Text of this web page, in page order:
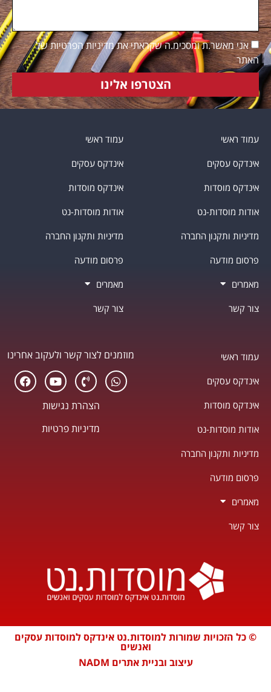
אני מאשר.ת ומסכימ.ה שקראתי את מדיניות הפרטיות של
האתר
הצטרפו אלינו
עמוד ראשי
אינדקס עסקים
אינדקס מוסדות
אודות מוסדות-נט
מדיניות ותקנון החברה
פרסום מודעה
מאמרים
צור קשר
עמוד ראשי
אינדקס עסקים
אינדקס מוסדות
אודות מוסדות-נט
מדיניות ותקנון החברה
פרסום מודעה
מאמרים
צור קשר
עמוד ראשי
אינדקס עסקים
אינדקס מוסדות
אודות מוסדות-נט
מדיניות ותקנון החברה
פרסום מודעה
מאמרים
צור קשר
מוזמנים לצור קשר ולעקוב אחרינו
הצהרת נגישות
מדיניות פרטיות
עיצוב ובניית אתרים NADM
© כל הזכויות שמורות למוסדות.נט אינדקס למוסדות עסקים
ואנשים